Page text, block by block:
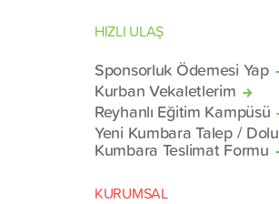
HIZLI ULAŞ
Sponsorluk Ödemesi Yap
Kurban Vekaletlerim
Reyhanlı Eğitim Kampüsü
Yeni Kumbara Talep / Dolu
Kumbara Teslimat Formu
KURUMSAL